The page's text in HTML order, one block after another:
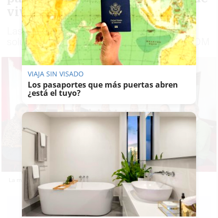
vivienda
Las mesas técnicas conjuntas ofrecerán
soluciones para la elaboración de cada PBOM
La mesa técnica en Zahara de la Sierra.
PABLO FDEZ.
VIAJA SIN VISADO
Los pasaportes que más puertas abren
¿está el tuyo?